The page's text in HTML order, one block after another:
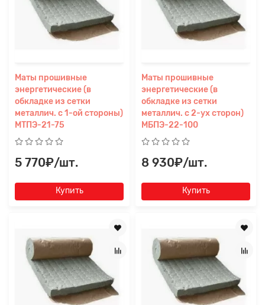
Маты прошивные
энергетические (в
обкладке из сетки
металлич. с 1-ой стороны)
МТПЭ-21-75
5 770₽/шт.
Купить
Маты прошивные
энергетические (в
обкладке из сетки
металлич. с 2-ух сторон)
МБПЭ-22-100
8 930₽/шт.
Купить
Заявка на расчет ×
Прикрепите
файл